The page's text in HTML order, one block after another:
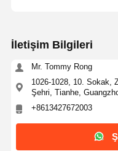
İletişim Bilgileri
Mr. Tommy Rong
1026-1028, 10. Sokak,
Şehri, Tianhe,
+8613427672003